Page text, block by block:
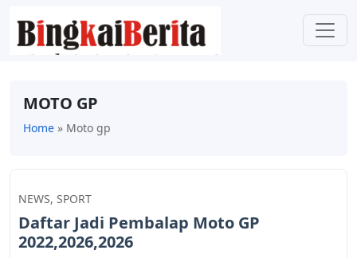
MOTO GP
Home » Moto gp
NEWS, SPORT
Daftar Jadi Pembalap Moto GP
2022,2026,2026